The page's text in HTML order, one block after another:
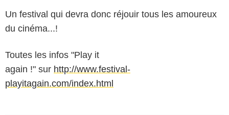
Un festival qui devra donc réjouir tous les amoureux
du cinéma...!
Toutes les infos "Play it
again !" sur http://www.festival-
playitagain.com/index.html